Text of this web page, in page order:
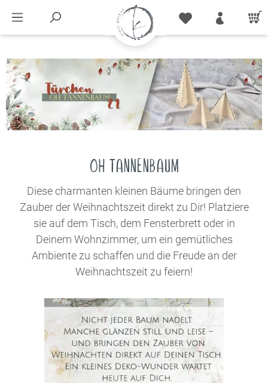
OH TANNENBAUM
Diese charmanten kleinen Bäume bringen den
Zauber der Weihnachtszeit direkt zu Dir! Platziere
sie auf dem Tisch, dem Fensterbrett oder in
Deinem Wohnzimmer, um ein gemütliches
Ambiente zu schaffen und die Freude an der
Weihnachtszeit zu feiern!